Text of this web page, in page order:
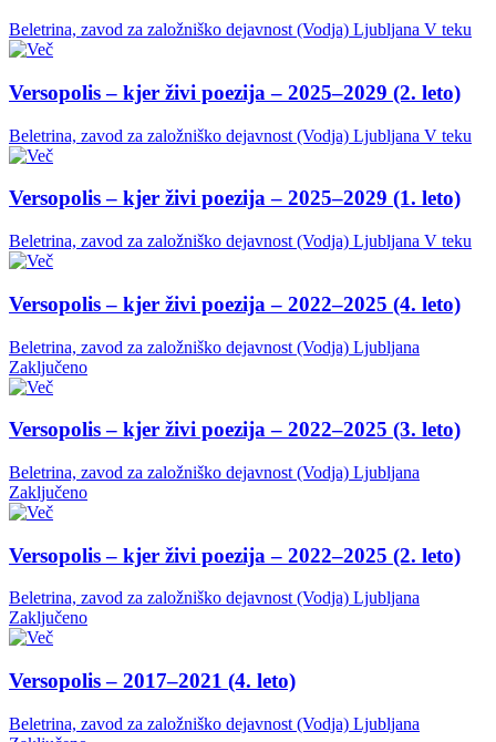
Beletrina, zavod za založniško dejavnost (Vodja) Ljubljana V teku
Versopolis – kjer živi poezija – 2025–2029 (2. leto)
Beletrina, zavod za založniško dejavnost (Vodja) Ljubljana V teku
Versopolis – kjer živi poezija – 2025–2029 (1. leto)
Beletrina, zavod za založniško dejavnost (Vodja) Ljubljana V teku
Versopolis – kjer živi poezija – 2022–2025 (4. leto)
Beletrina, zavod za založniško dejavnost (Vodja) Ljubljana
Zaključeno
Versopolis – kjer živi poezija – 2022–2025 (3. leto)
Beletrina, zavod za založniško dejavnost (Vodja) Ljubljana
Zaključeno
Versopolis – kjer živi poezija – 2022–2025 (2. leto)
Beletrina, zavod za založniško dejavnost (Vodja) Ljubljana
Zaključeno
Versopolis – 2017–2021 (4. leto)
Beletrina, zavod za založniško dejavnost (Vodja) Ljubljana